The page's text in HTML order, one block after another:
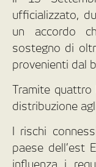
ufficializzato,
un accordo
sostegno di
provenienti dal
Tramite quattro
distribuzione
I rischi
paese dell’est